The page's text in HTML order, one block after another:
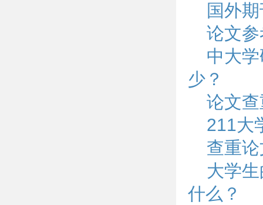
国外
论文
中大
少？
论文
211大
查重
大学
什么？